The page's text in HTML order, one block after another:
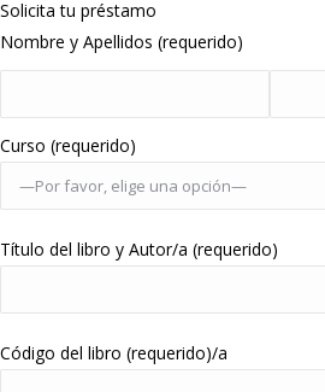
Solicita tu préstamo
Nombre y Apellidos (requerido)
Curso (requerido)
Título del libro y Autor/a (requerido)
Código del libro (requerido)/a